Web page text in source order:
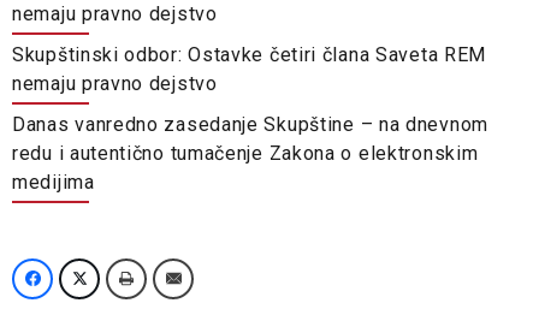
nemaju pravno dejstvo
Skupštinski odbor: Ostavke četiri člana Saveta REM
nemaju pravno dejstvo
Danas vanredno zasedanje Skupštine – na dnevnom
redu i autentično tumačenje Zakona o elektronskim
medijima